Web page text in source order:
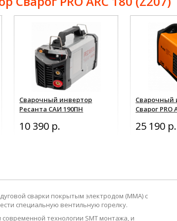
Сварочный инвертор
Ресанта САИ 190ПН
10 390 р.
Сварочный
Сварог PRO
25 190 р.
сварки покрытым электродом (MMA) с
специальную вентильную горелку.
технологии SMT монтажа, и